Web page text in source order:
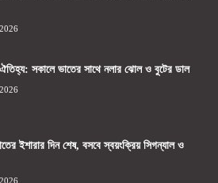
ঐতিহ্য: সকালে ভাতের সাথে নলার ঝোল ও বুটের ডাল
ইশারার দিন শেষ, বসবে স্বয়ংক্রিয় সিগন্যাল ও